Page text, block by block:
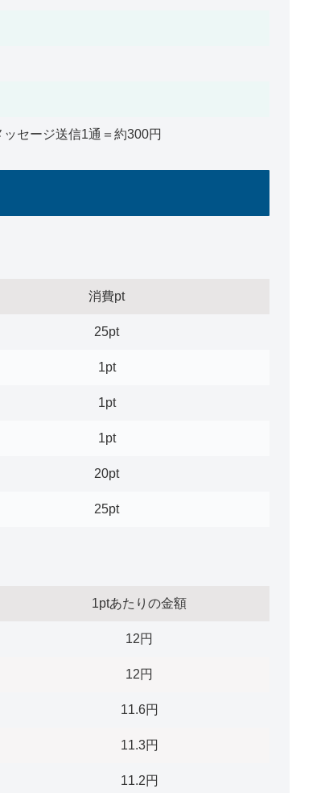
セージ送信1通＝約300円
消費pt
25pt
1pt
1pt
1pt
20pt
25pt
1ptあたりの金額
12円
12円
11.6円
11.3円
11.2円